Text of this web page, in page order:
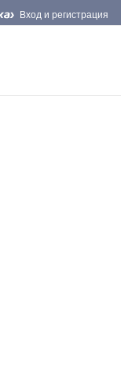
Вход и регистрация